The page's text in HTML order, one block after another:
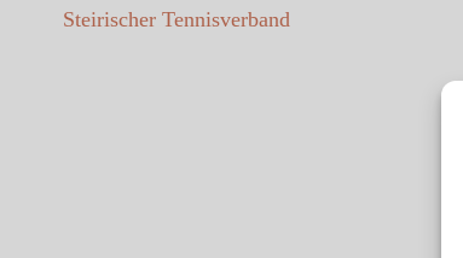
Steirischer Tennisverband